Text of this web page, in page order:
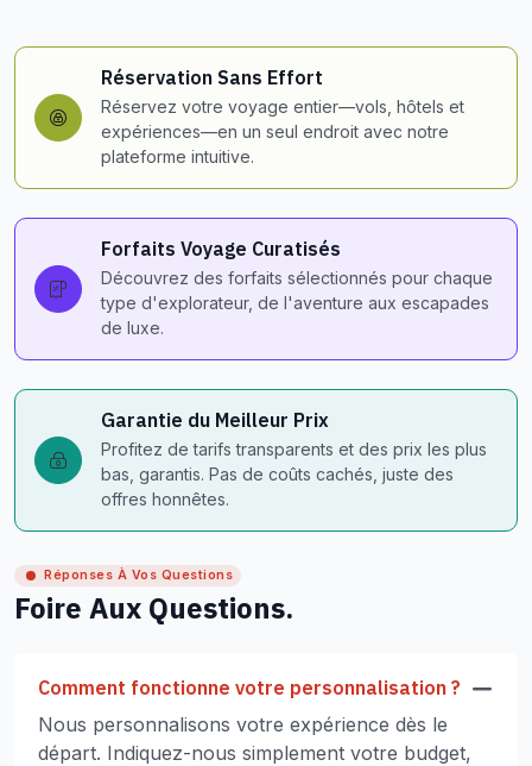
Réservation Sans Effort
Réservez votre voyage entier—vols, hôtels et
expériences—en un seul endroit avec notre
plateforme intuitive.
Forfaits Voyage Curatisés
Découvrez des forfaits sélectionnés pour chaque
type d'explorateur, de l'aventure aux escapades
de luxe.
Garantie du Meilleur Prix
Profitez de tarifs transparents et des prix les plus
bas, garantis. Pas de coûts cachés, juste des
offres honnêtes.
Réponses À Vos Questions
Foire Aux Questions.
Comment fonctionne votre personnalisation ?
Nous personnalisons votre expérience dès le
départ. Indiquez-nous simplement votre budget,